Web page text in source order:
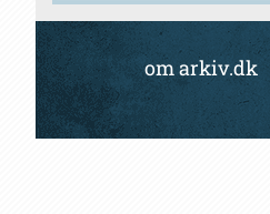
om arkiv.dk